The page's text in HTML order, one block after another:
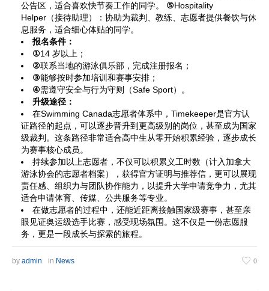
公告区，适合喜欢快节奏工作的同学。 ⑤Hospitality
Helper（接待助理）：协助为裁判、教练、志愿者提供餐饮与休
息服务，适合细心体贴的同学。
报名条件：
①14 岁以上；
②联系当地的游泳俱乐部，完成注册报名；
③能够按时参加培训和赛事安排；
④需遵守安全与行为守则（Safe Sport）。
升级途径：
在Swimming Canada志愿者体系中，Timekeeper是官方认
证路径的起点，可以逐步晋升到更高级别的岗位，甚至成为国家
级裁判。这条路径非常适合高中生从零开始积累经验，逐步成长
为赛事核心成员。
持续参加以上志愿者，不仅可以积累义工时数（计入加拿大
游泳协会的志愿者档案），获得官方证明与推荐信，更可以展现
责任感、组织力与团队协作能力，以提升大学申请竞争力，尤其
适合申请体育、传媒、公共服务等专业。
在做志愿者的过程中，还能近距离接触国家级赛事，甚至亲
眼见证奥运级选手比赛，感受现场氛围。这不仅是一份志愿服
务，更是一段成长与探索的旅程。
0
by admin in News